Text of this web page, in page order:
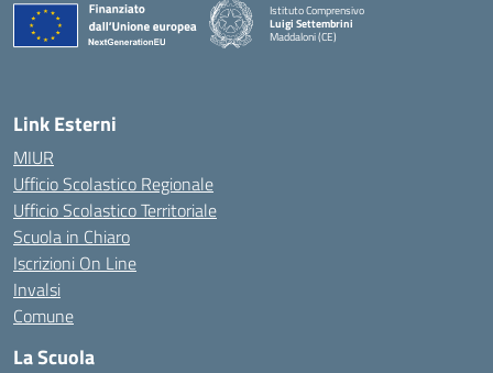
Istituto Comprensivo
Luigi Settembrini
Maddaloni (CE)
Link Esterni
MIUR
Ufficio Scolastico Regionale
Ufficio Scolastico Territoriale
Scuola in Chiaro
Iscrizioni On Line
Invalsi
Comune
La Scuola